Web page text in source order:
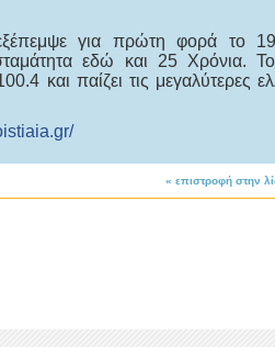
για πρώτη φορά το
εδώ και 25 Χρόνια.
και παίζει τις μεγαλύτερες
« επιστροφή στην